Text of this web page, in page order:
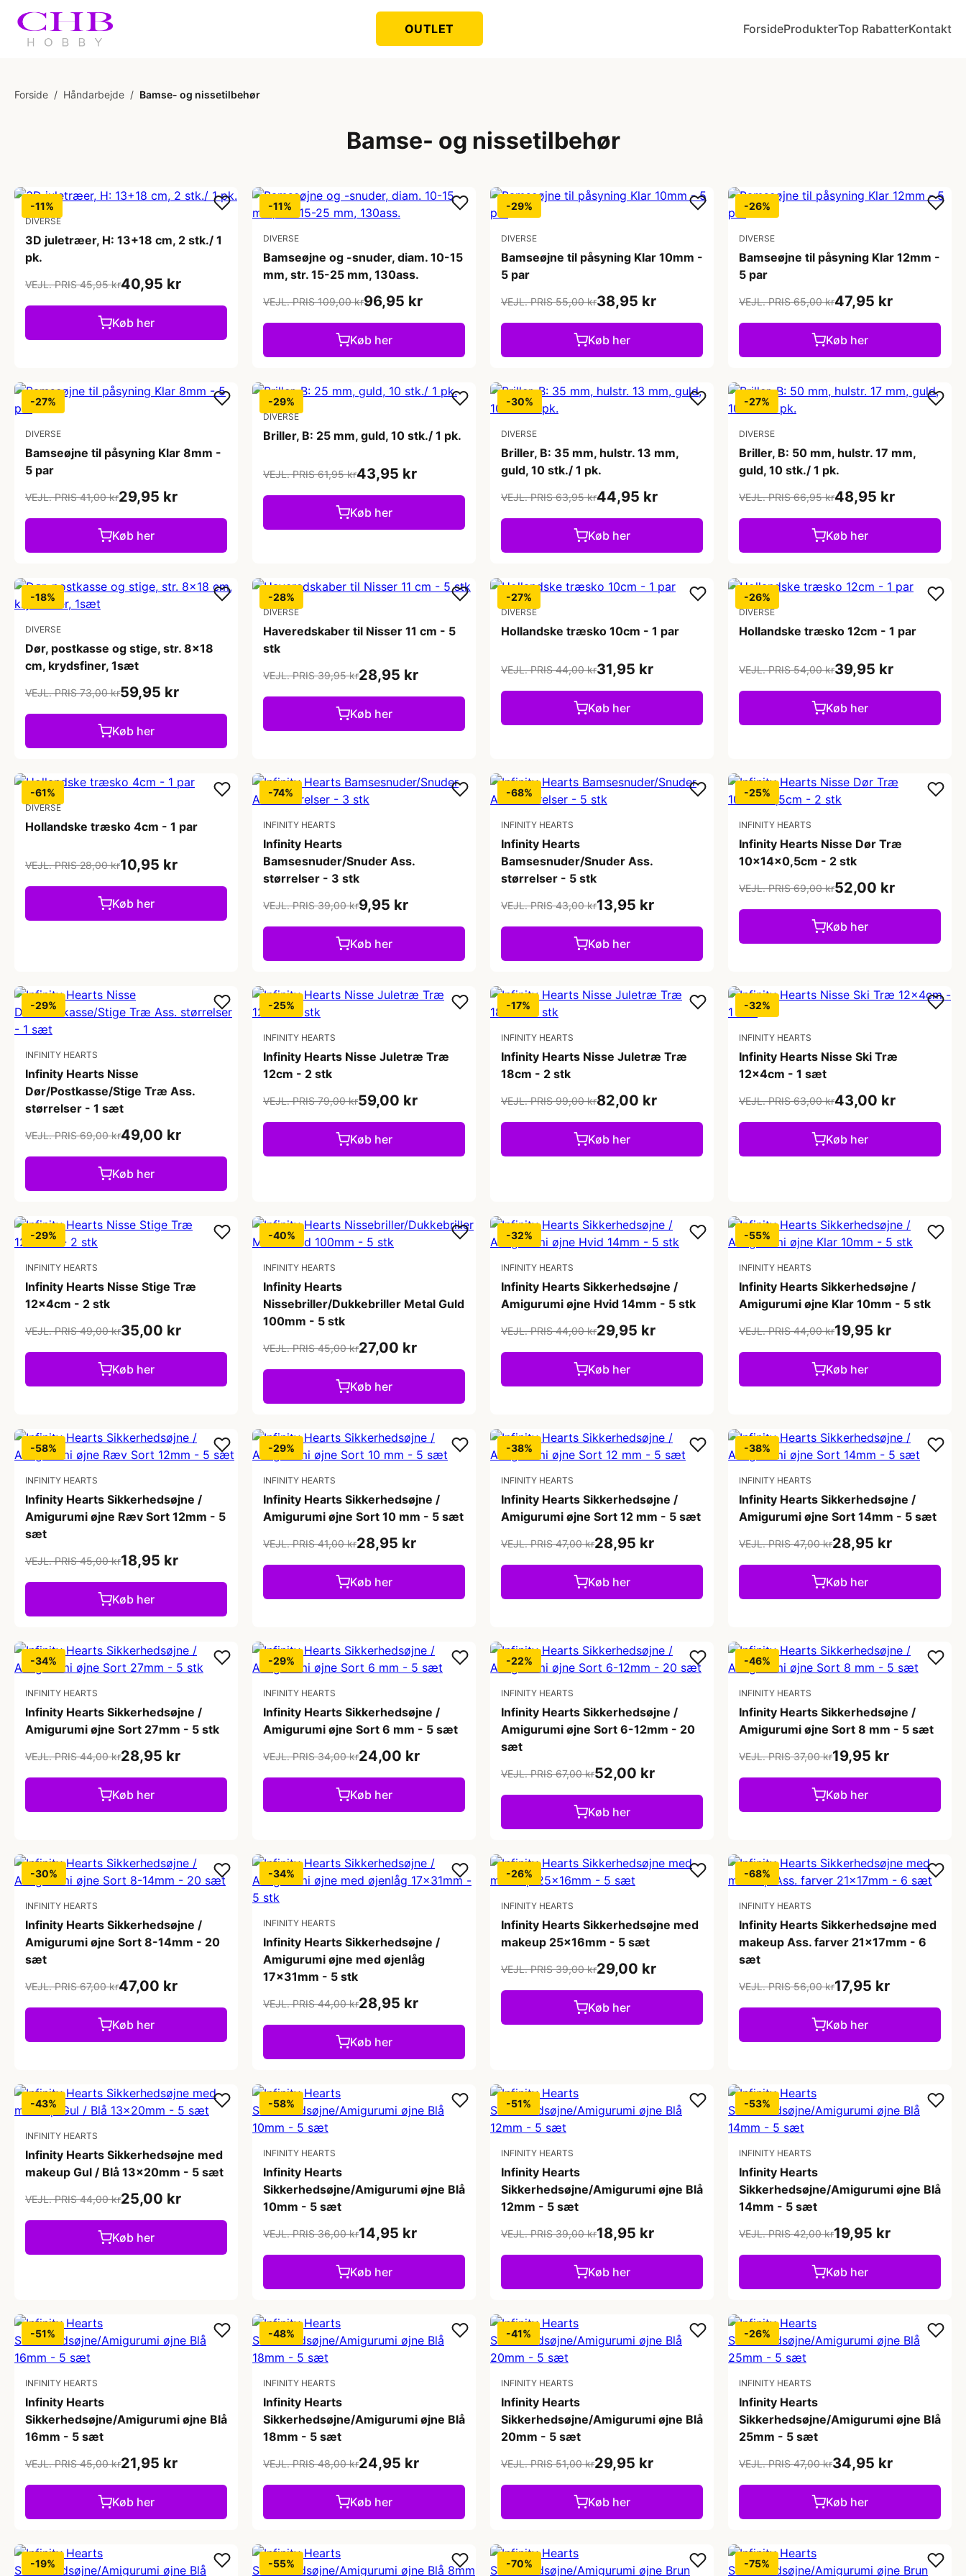
OUTLET ForsideProdukterTop RabatterKontakt
Forside / Håndarbejde / Bamse- og nissetilbehør
Bamse- og nissetilbehør
-11%
DIVERSE
3D juletræer, H: 13+18 cm, 2 stk./ 1
pk.
VEJL. PRIS 45,95 kr40,95 kr
Køb her
-11%
DIVERSE
Bamseøjne og -snuder, diam. 10-15
mm, str. 15-25 mm, 130ass.
VEJL. PRIS 109,00 kr96,95 kr
Køb her
-29%
DIVERSE
Bamseøjne til påsyning Klar 10mm -
5 par
VEJL. PRIS 55,00 kr38,95 kr
Køb her
-26%
DIVERSE
Bamseøjne til påsyning Klar 12mm -
5 par
VEJL. PRIS 65,00 kr47,95 kr
Køb her
-27%
DIVERSE
Bamseøjne til påsyning Klar 8mm -
5 par
VEJL. PRIS 41,00 kr29,95 kr
Køb her
-29%
DIVERSE
Briller, B: 25 mm, guld, 10 stk./ 1 pk.
VEJL. PRIS 61,95 kr43,95 kr
Køb her
-30%
DIVERSE
Briller, B: 35 mm, hulstr. 13 mm,
guld, 10 stk./ 1 pk.
VEJL. PRIS 63,95 kr44,95 kr
Køb her
-27%
DIVERSE
Briller, B: 50 mm, hulstr. 17 mm,
guld, 10 stk./ 1 pk.
VEJL. PRIS 66,95 kr48,95 kr
Køb her
-18%
DIVERSE
Dør, postkasse og stige, str. 8x18
cm, krydsfiner, 1sæt
VEJL. PRIS 73,00 kr59,95 kr
Køb her
-28%
DIVERSE
Haveredskaber til Nisser 11 cm - 5
stk
VEJL. PRIS 39,95 kr28,95 kr
Køb her
-27%
DIVERSE
Hollandske træsko 10cm - 1 par
VEJL. PRIS 44,00 kr31,95 kr
Køb her
-26%
DIVERSE
Hollandske træsko 12cm - 1 par
VEJL. PRIS 54,00 kr39,95 kr
Køb her
-61%
DIVERSE
Hollandske træsko 4cm - 1 par
VEJL. PRIS 28,00 kr10,95 kr
Køb her
-74%
INFINITY HEARTS
Infinity Hearts
Bamsesnuder/Snuder Ass.
størrelser - 3 stk
VEJL. PRIS 39,00 kr9,95 kr
Køb her
-68%
INFINITY HEARTS
Infinity Hearts
Bamsesnuder/Snuder Ass.
størrelser - 5 stk
VEJL. PRIS 43,00 kr13,95 kr
Køb her
-25%
INFINITY HEARTS
Infinity Hearts Nisse Dør Træ
10x14x0,5cm - 2 stk
VEJL. PRIS 69,00 kr52,00 kr
Køb her
-29%
INFINITY HEARTS
Infinity Hearts Nisse
Dør/Postkasse/Stige Træ Ass.
størrelser - 1 sæt
VEJL. PRIS 69,00 kr49,00 kr
Køb her
-25%
INFINITY HEARTS
Infinity Hearts Nisse Juletræ Træ
12cm - 2 stk
VEJL. PRIS 79,00 kr59,00 kr
Køb her
-17%
INFINITY HEARTS
Infinity Hearts Nisse Juletræ Træ
18cm - 2 stk
VEJL. PRIS 99,00 kr82,00 kr
Køb her
-32%
INFINITY HEARTS
Infinity Hearts Nisse Ski Træ
12x4cm - 1 sæt
VEJL. PRIS 63,00 kr43,00 kr
Køb her
-29%
INFINITY HEARTS
Infinity Hearts Nisse Stige Træ
12x4cm - 2 stk
VEJL. PRIS 49,00 kr35,00 kr
Køb her
-40%
INFINITY HEARTS
Infinity Hearts
Nissebriller/Dukkebriller Metal Guld
100mm - 5 stk
VEJL. PRIS 45,00 kr27,00 kr
Køb her
-32%
INFINITY HEARTS
Infinity Hearts Sikkerhedsøjne /
Amigurumi øjne Hvid 14mm - 5 stk
VEJL. PRIS 44,00 kr29,95 kr
Køb her
-55%
INFINITY HEARTS
Infinity Hearts Sikkerhedsøjne /
Amigurumi øjne Klar 10mm - 5 stk
VEJL. PRIS 44,00 kr19,95 kr
Køb her
-58%
INFINITY HEARTS
Infinity Hearts Sikkerhedsøjne /
Amigurumi øjne Ræv Sort 12mm - 5
sæt
VEJL. PRIS 45,00 kr18,95 kr
Køb her
-29%
INFINITY HEARTS
Infinity Hearts Sikkerhedsøjne /
Amigurumi øjne Sort 10 mm - 5 sæt
VEJL. PRIS 41,00 kr28,95 kr
Køb her
-38%
INFINITY HEARTS
Infinity Hearts Sikkerhedsøjne /
Amigurumi øjne Sort 12 mm - 5 sæt
VEJL. PRIS 47,00 kr28,95 kr
Køb her
-38%
INFINITY HEARTS
Infinity Hearts Sikkerhedsøjne /
Amigurumi øjne Sort 14mm - 5 sæt
VEJL. PRIS 47,00 kr28,95 kr
Køb her
-34%
INFINITY HEARTS
Infinity Hearts Sikkerhedsøjne /
Amigurumi øjne Sort 27mm - 5 stk
VEJL. PRIS 44,00 kr28,95 kr
Køb her
-29%
INFINITY HEARTS
Infinity Hearts Sikkerhedsøjne /
Amigurumi øjne Sort 6 mm - 5 sæt
VEJL. PRIS 34,00 kr24,00 kr
Køb her
-22%
INFINITY HEARTS
Infinity Hearts Sikkerhedsøjne /
Amigurumi øjne Sort 6-12mm - 20
sæt
VEJL. PRIS 67,00 kr52,00 kr
Køb her
-46%
INFINITY HEARTS
Infinity Hearts Sikkerhedsøjne /
Amigurumi øjne Sort 8 mm - 5 sæt
VEJL. PRIS 37,00 kr19,95 kr
Køb her
-30%
INFINITY HEARTS
Infinity Hearts Sikkerhedsøjne /
Amigurumi øjne Sort 8-14mm - 20
sæt
VEJL. PRIS 67,00 kr47,00 kr
Køb her
-34%
INFINITY HEARTS
Infinity Hearts Sikkerhedsøjne /
Amigurumi øjne med øjenlåg
17x31mm - 5 stk
VEJL. PRIS 44,00 kr28,95 kr
Køb her
-26%
INFINITY HEARTS
Infinity Hearts Sikkerhedsøjne med
makeup 25x16mm - 5 sæt
VEJL. PRIS 39,00 kr29,00 kr
Køb her
-68%
INFINITY HEARTS
Infinity Hearts Sikkerhedsøjne med
makeup Ass. farver 21x17mm - 6
sæt
VEJL. PRIS 56,00 kr17,95 kr
Køb her
-43%
INFINITY HEARTS
Infinity Hearts Sikkerhedsøjne med
makeup Gul / Blå 13x20mm - 5 sæt
VEJL. PRIS 44,00 kr25,00 kr
Køb her
-58%
INFINITY HEARTS
Infinity Hearts
Sikkerhedsøjne/Amigurumi øjne Blå
10mm - 5 sæt
VEJL. PRIS 36,00 kr14,95 kr
Køb her
-51%
INFINITY HEARTS
Infinity Hearts
Sikkerhedsøjne/Amigurumi øjne Blå
12mm - 5 sæt
VEJL. PRIS 39,00 kr18,95 kr
Køb her
-53%
INFINITY HEARTS
Infinity Hearts
Sikkerhedsøjne/Amigurumi øjne Blå
14mm - 5 sæt
VEJL. PRIS 42,00 kr19,95 kr
Køb her
-51%
INFINITY HEARTS
Infinity Hearts
Sikkerhedsøjne/Amigurumi øjne Blå
16mm - 5 sæt
VEJL. PRIS 45,00 kr21,95 kr
Køb her
-48%
INFINITY HEARTS
Infinity Hearts
Sikkerhedsøjne/Amigurumi øjne Blå
18mm - 5 sæt
VEJL. PRIS 48,00 kr24,95 kr
Køb her
-41%
INFINITY HEARTS
Infinity Hearts
Sikkerhedsøjne/Amigurumi øjne Blå
20mm - 5 sæt
VEJL. PRIS 51,00 kr29,95 kr
Køb her
-26%
INFINITY HEARTS
Infinity Hearts
Sikkerhedsøjne/Amigurumi øjne Blå
25mm - 5 sæt
VEJL. PRIS 47,00 kr34,95 kr
Køb her
-19% -55% -70% -75%